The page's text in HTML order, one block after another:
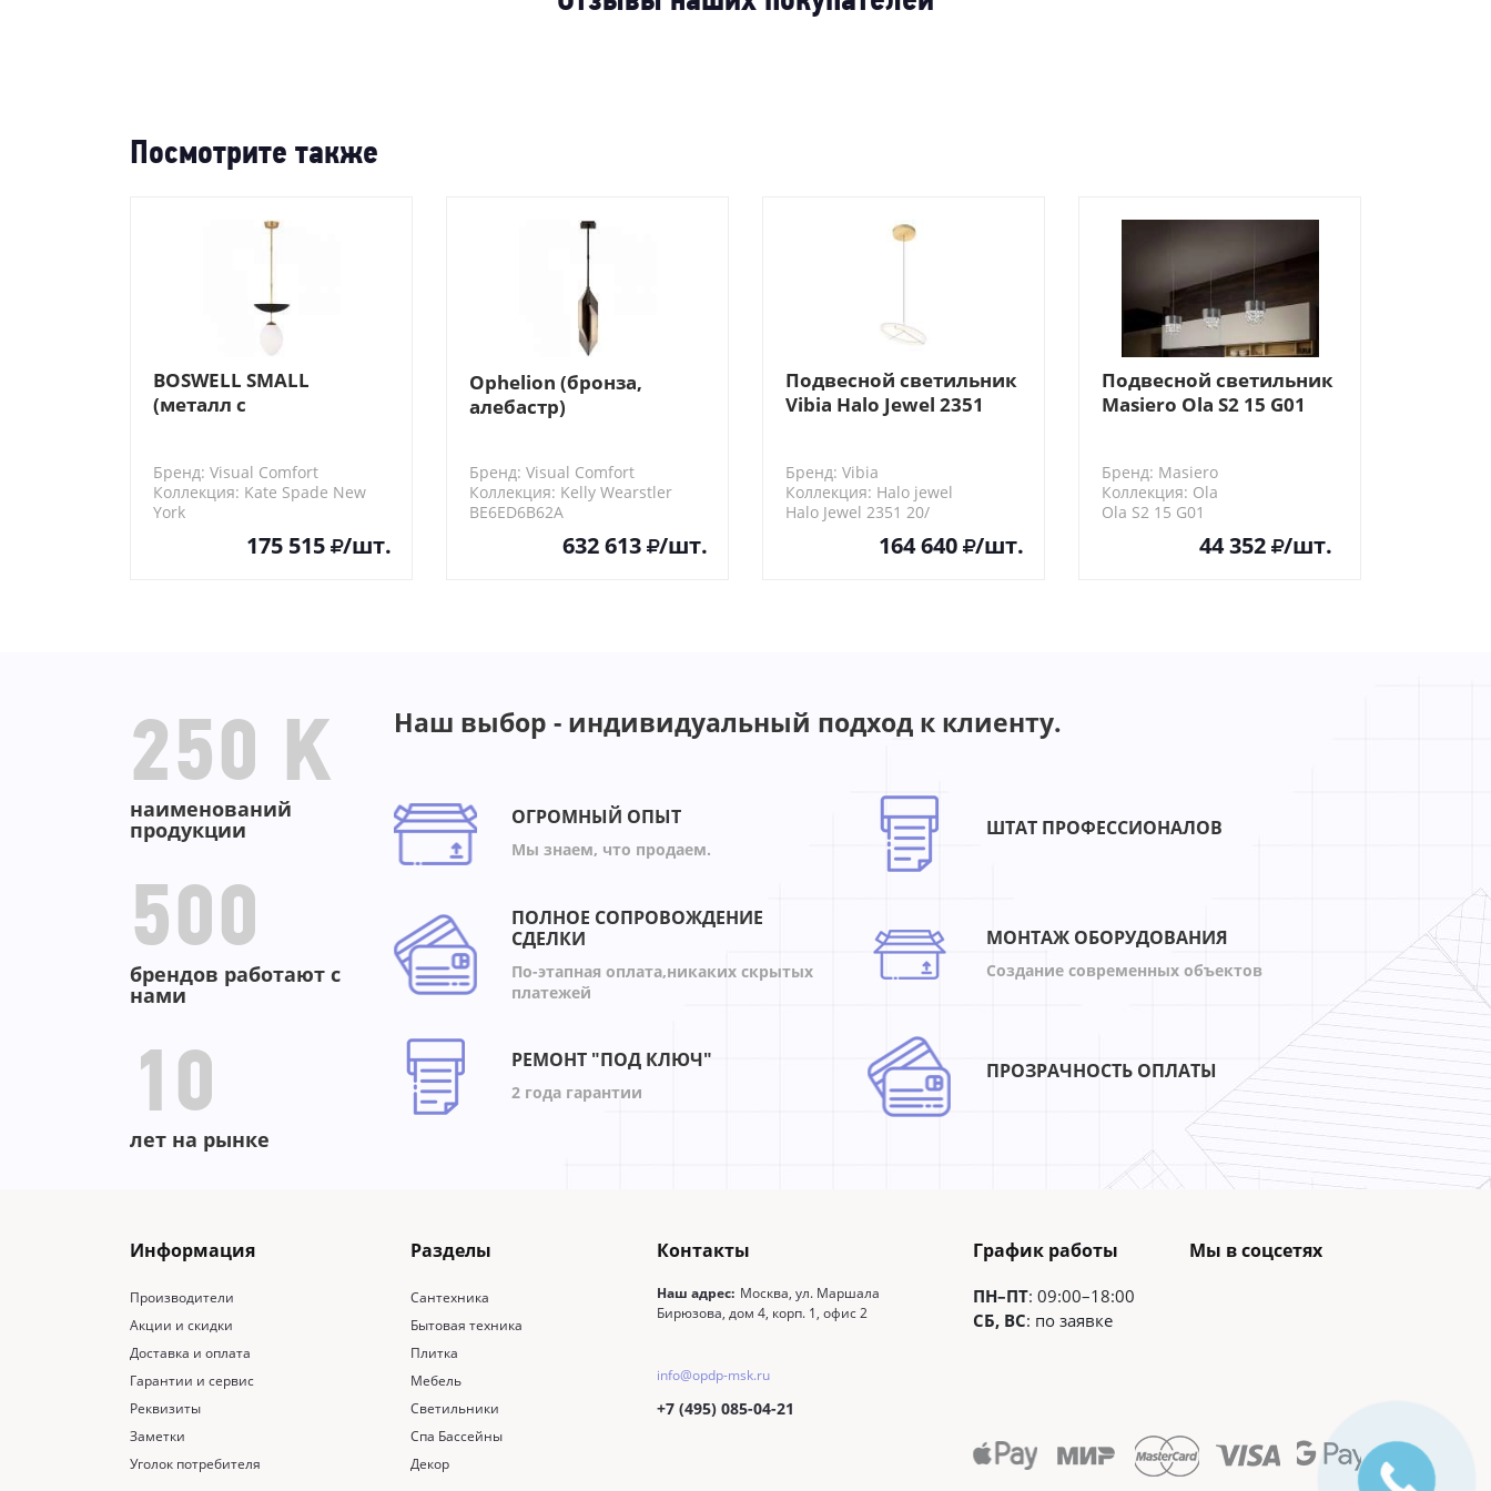
-25%
Посмотрите также
BOSWELL SMALL
(металл с
«позолота», черная
эмаль, белое стекло)
Бренд: Visual Comfort
Коллекция: Kate Spade New
York
175 515 /шт.
Ophelion (бронза,
алебастр)
Бренд: Visual Comfort
Коллекция: Kelly Wearstler
BE6ED6B62A
632 613 /шт.
Подвесной светильник
Vibia Halo Jewel 2351
Бренд: Vibia
Коллекция: Halo jewel
Halo Jewel 2351 20/
164 640 /шт.
Подвесной светильник
Masiero Ola S2 15 G01
Бренд: Masiero
Коллекция: Ola
Ola S2 15 G01
44 352 /шт.
250 K
наименований
продукции
500
брендов работают с
нами
10
лет на рынке
Наш выбор - индивидуальный подход к клиенту.
ОГРОМНЫЙ ОПЫТ
Мы знаем, что продаем.
ШТАТ ПРОФЕССИОНАЛОВ
ПОЛНОЕ СОПРОВОЖДЕНИЕ
СДЕЛКИ
По-этапная оплата,никаких скрытых
платежей
МОНТАЖ ОБОРУДОВАНИЯ
Создание современных объектов
РЕМОНТ "ПОД КЛЮЧ"
2 года гарантии
ПРОЗРАЧНОСТЬ ОПЛАТЫ
Информация
Производители
Акции и скидки
Доставка и оплата
Гарантии и сервис
Реквизиты
Заметки
Уголок потребителя
Разделы
Сантехника
Бытовая техника
Плитка
Мебель
Светильники
Спа Бассейны
Декор
Контакты
Наш адрес: Москва, ул. Маршала
Бирюзова, дом 4, корп. 1, офис 2
info@opdp-msk.ru
+7 (495) 085-04-21
График работы
ПН–ПТ: 09:00–18:00
СБ, ВС: по заявке
Мы в соцсетях